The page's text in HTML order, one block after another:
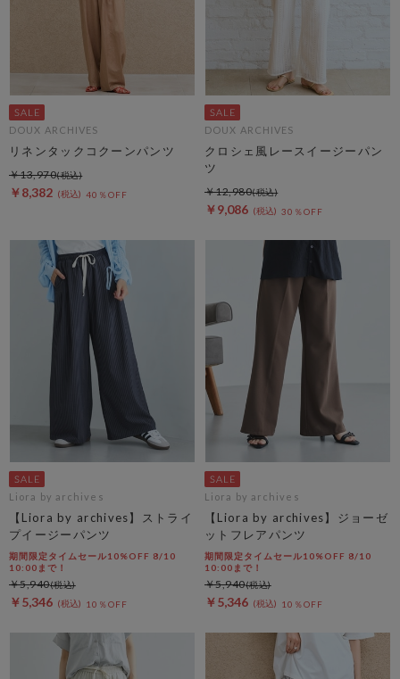
DOUX ARCHIVES
リネンタックコクーンパンツ
￥8,382 40％OFF
￥13,970
DOUX ARCHIVES
クロシェ風レースイージーパン
ツ
￥9,086 30％OFF
￥12,980
Liora by archives
【Liora by archives】ストライ
プイージーパンツ
期間限定タイムセール10%OFF 8/10
10:00まで！
￥5,346 10％OFF
￥5,940
Liora by archives
【Liora by archives】ジョーゼ
ットフレアパンツ
期間限定タイムセール10%OFF 8/10
10:00まで！
￥5,346 10％OFF
￥5,940